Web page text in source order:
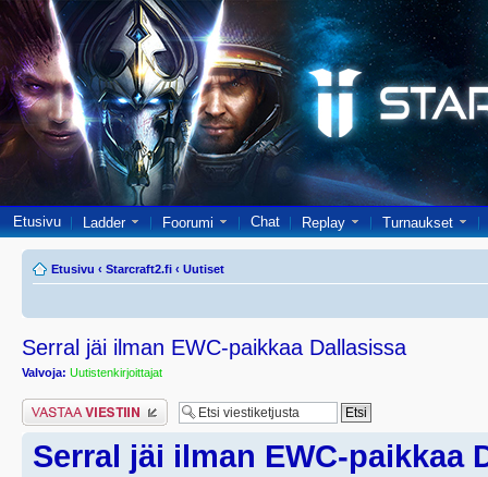
Etusivu Ladder Foorumi Chat Replay Turnaukset
Etusivu ‹ Starcraft2.fi ‹ Uutiset
Serral jäi ilman EWC-paikkaa Dallasissa
Valvoja: Uutistenkirjoittajat
Lähetä vastaus
Serral jäi ilman EWC-paikkaa